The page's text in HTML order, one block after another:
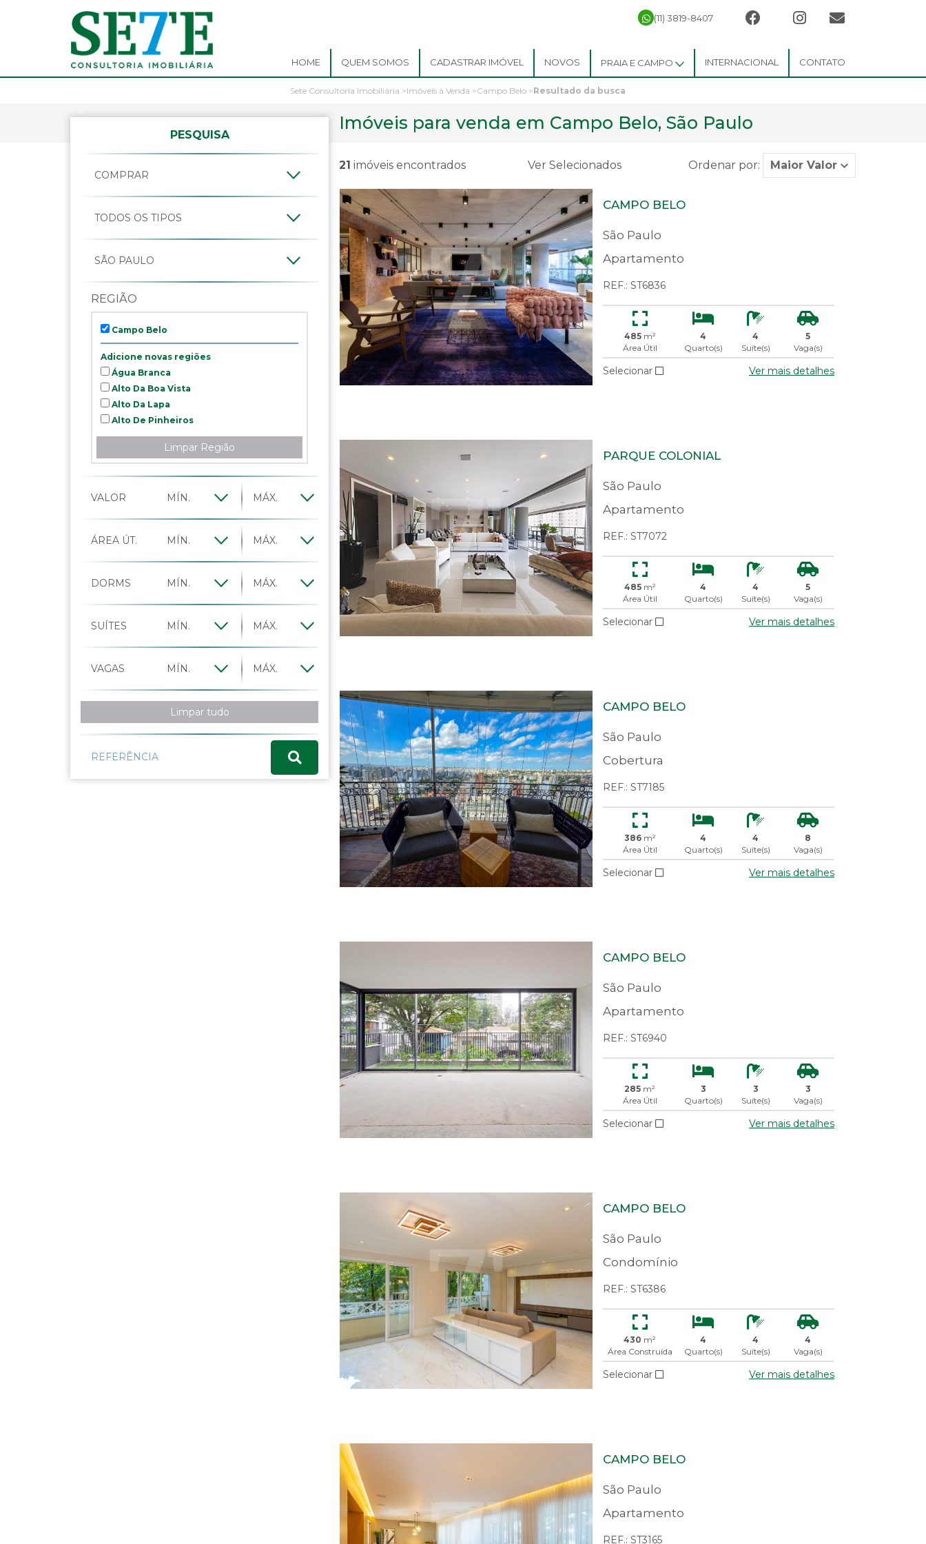
(11) 3819-8407
HOME QUEM SOMOS CADASTRAR IMÓVEL NOVOS PRAIA E CAMPO INTERNACIONAL CONTATO
Sete Consultoria Imobiliária >Imóveis à Venda >Campo Belo >Resultado da busca
Imóveis para venda em Campo Belo, São Paulo
PESQUISA
REGIÃO
Campo Belo
Adicione novas regiões
Água Branca
Alto Da Boa Vista
Alto Da Lapa
Alto De Pinheiros
Bela Vista
Chácara Monte Alegre
City Butantã
Consolação
Granja Julieta
Indianópolis
Jardim América
Jardim Europa
Jardim Guedala
Jardim Luzitânia
Jardim Paulista
Jardim Paulistano
Limpar Região
VALOR
ÁREA ÚT.
DORMS
SUÍTES
VAGAS
Limpar tudo
21 imóveis encontrados Ver Selecionados Ordenar por:
CAMPO BELO
São Paulo
Apartamento
REF.: ST6836
485m²
Área Útil
4
Quarto(s)
4
Suíte(s)
5
Vaga(s)
Selecionar Ver mais detalhes
PARQUE COLONIAL
São Paulo
Apartamento
REF.: ST7072
485m²
Área Útil
4
Quarto(s)
4
Suíte(s)
5
Vaga(s)
Selecionar Ver mais detalhes
CAMPO BELO
São Paulo
Cobertura
REF.: ST7185
386m²
Área Útil
4
Quarto(s)
4
Suíte(s)
8
Vaga(s)
Selecionar Ver mais detalhes
CAMPO BELO
São Paulo
Apartamento
REF.: ST6940
285 m²
Área Útil
3
Quarto(s)
3
Suíte(s)
3
Vaga(s)
Selecionar Ver mais detalhes
CAMPO BELO
São Paulo
Condomínio
REF.: ST6386
430 m²
Área Construída
4
Quarto(s)
4
Suíte(s)
4
Vaga(s)
Selecionar Ver mais detalhes
CAMPO BELO
São Paulo
Apartamento
REF.: ST3165